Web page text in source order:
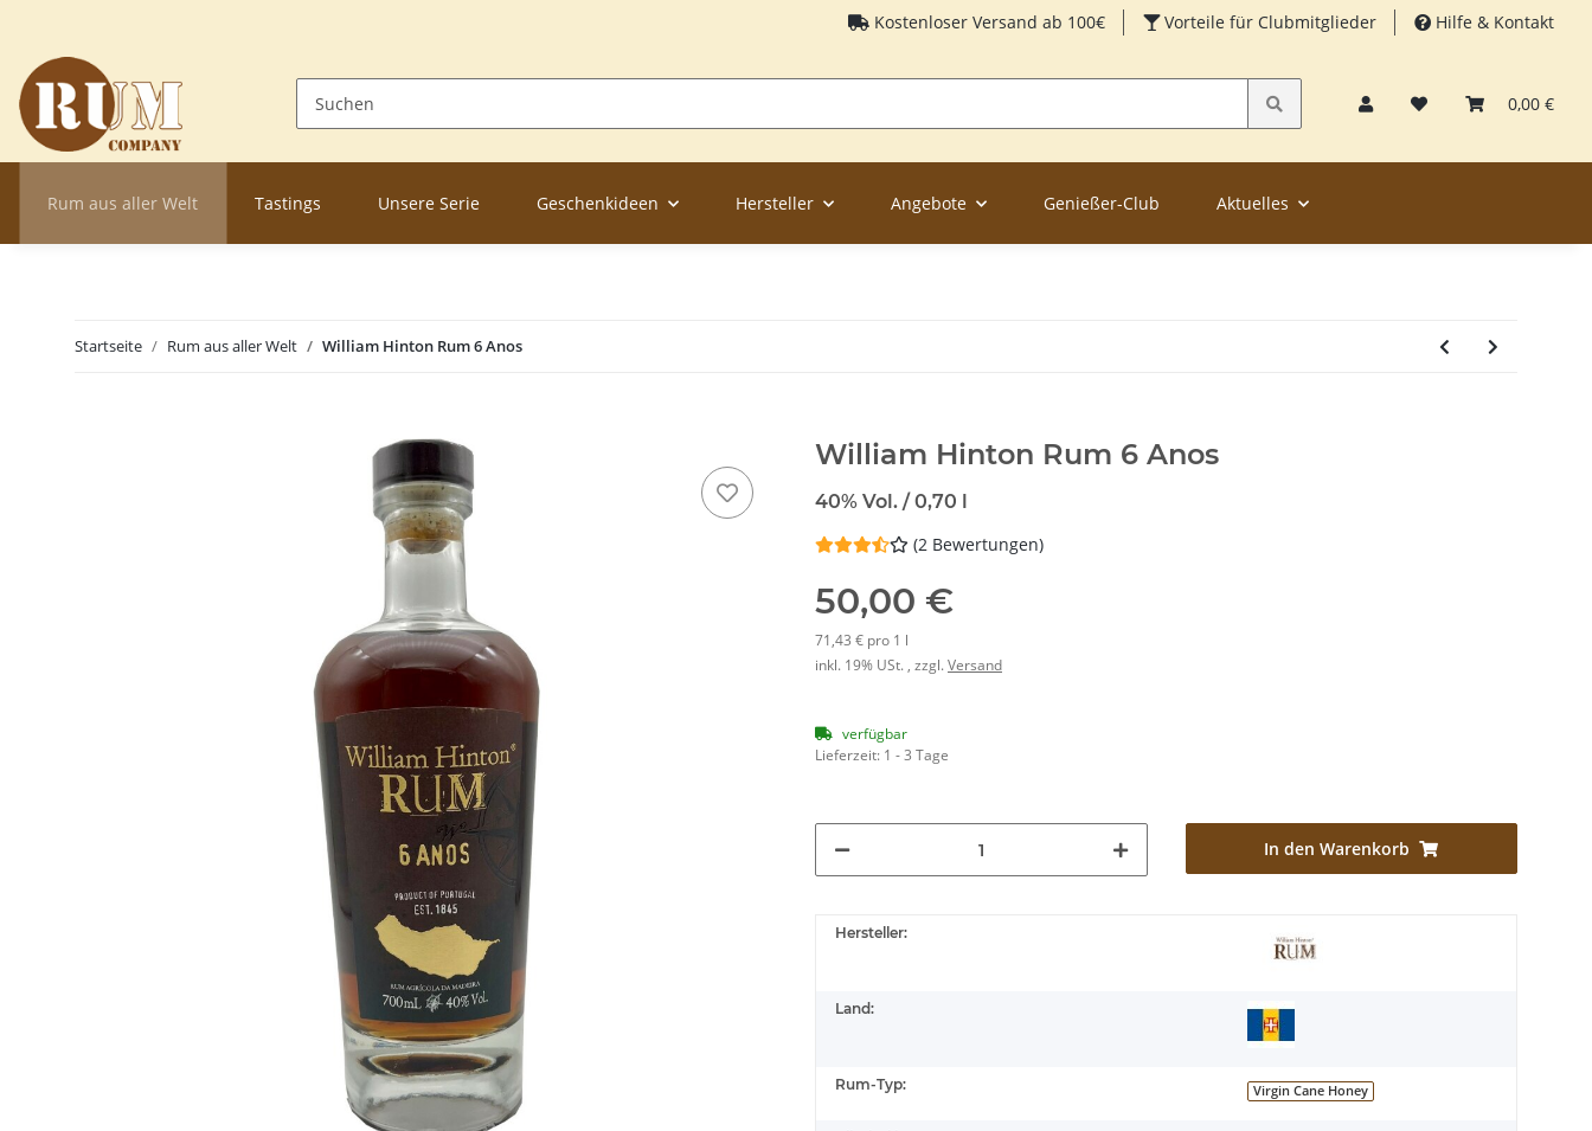
Kostenloser Versand ab 100€ Vorteile für Clubmitglieder Hilfe & Kontakt
0,00 €
Rum aus aller Welt Tastings Unsere Serie Geschenkideen Hersteller Angebote Genießer-Club Aktuelles
Startseite Rum aus aller Welt William Hinton Rum 6 Anos
William Hinton Rum 6 Anos
40% Vol. / 0,70 l
(2 Bewertungen)
50,00 €
71,43 € pro 1 l
inkl. 19% USt. , zzgl.Versand
verfügbar
Lieferzeit: 1 - 3 Tage
In den Warenkorb
Hersteller:
Land:
Rum-Typ: Virgin Cane Honey